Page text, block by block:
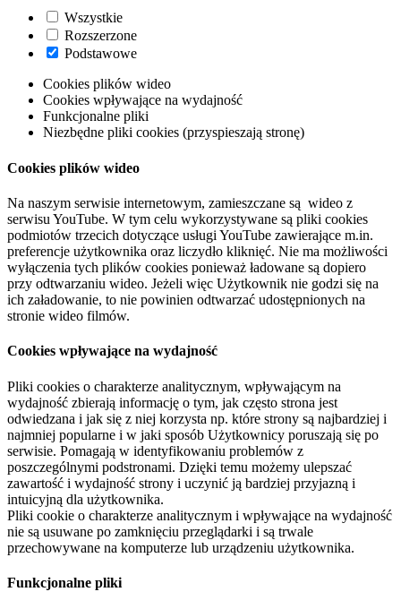
Wszystkie
Rozszerzone
Podstawowe
Cookies plików wideo
Cookies wpływające na wydajność
Funkcjonalne pliki
Niezbędne pliki cookies (przyspieszają stronę)
Cookies plików wideo
Na naszym serwisie internetowym, zamieszczane są wideo z
serwisu YouTube. W tym celu wykorzystywane są pliki cookies
podmiotów trzecich dotyczące usługi YouTube zawierające m.in.
preferencje użytkownika oraz liczydło kliknięć. Nie ma możliwości
wyłączenia tych plików cookies ponieważ ładowane są dopiero
przy odtwarzaniu wideo. Jeżeli więc Użytkownik nie godzi się na
ich załadowanie, to nie powinien odtwarzać udostępnionych na
stronie wideo filmów.
Cookies wpływające na wydajność
Pliki cookies o charakterze analitycznym, wpływającym na
wydajność zbierają informację o tym, jak często strona jest
odwiedzana i jak się z niej korzysta np. które strony są najbardziej i
najmniej popularne i w jaki sposób Użytkownicy poruszają się po
serwisie. Pomagają w identyfikowaniu problemów z
poszczególnymi podstronami. Dzięki temu możemy ulepszać
zawartość i wydajność strony i uczynić ją bardziej przyjazną i
intuicyjną dla użytkownika.
Pliki cookie o charakterze analitycznym i wpływające na wydajność
nie są usuwane po zamknięciu przeglądarki i są trwale
przechowywane na komputerze lub urządzeniu użytkownika.
Funkcjonalne pliki